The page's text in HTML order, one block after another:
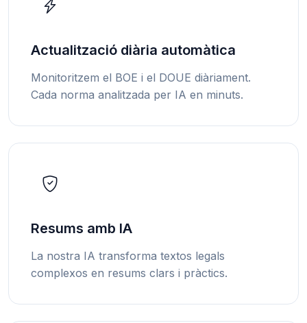
Actualització diària automàtica
Monitoritzem el BOE i el DOUE diàriament.
Cada norma analitzada per IA en minuts.
Resums amb IA
La nostra IA transforma textos legals
complexos en resums clars i pràctics.